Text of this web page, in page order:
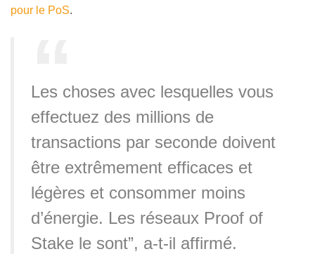
pour le PoS.
Les choses avec lesquelles vous
effectuez des millions de
transactions par seconde doivent
être extrêmement efficaces et
légères et consommer moins
d’énergie. Les réseaux Proof of
Stake le sont”, a-t-il affirmé.